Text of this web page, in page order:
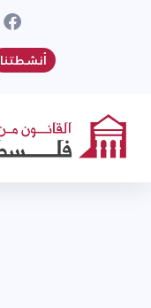
أنشطتنا